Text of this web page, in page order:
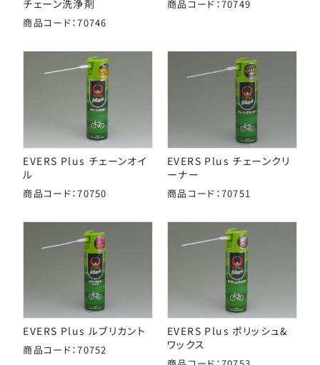
チェーン洗浄剤
商品コード：70746
商品コード：70749
EVERS Plus チェーンオイ
ル
商品コード：70750
EVERS Plus チェーンクリ
ーナー
商品コード：70751
EVERS Plus ルブリカント
商品コード：70752
EVERS Plus ポリッシュ&
ワックス